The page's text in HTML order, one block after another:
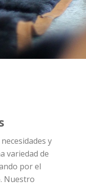
y
variedad de
por el
Nuestro